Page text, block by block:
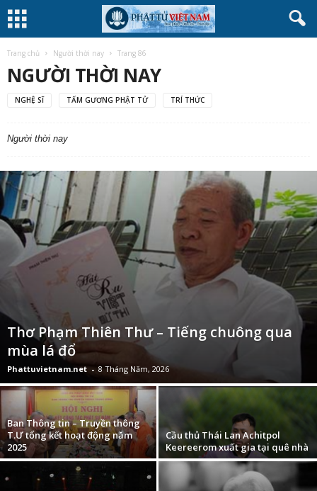
Trang chủ Người thời nay Trang 86
NGƯỜI THỜI NAY
NGHỆ SĨ TẤM GƯƠNG PHẬT TỬ TRÍ THỨC
Người thời nay
Thơ Phạm Thiên Thư – Tiếng chuông qua
mùa lá đổ
Phattuvietnam.net - 8 Tháng Năm, 2026
Ban Thông tin – Truyền thông
T.Ư tổng kết hoạt động năm
2025
Cầu thủ Thái Lan Achitpol
Keereerom xuất gia tại quê nhà